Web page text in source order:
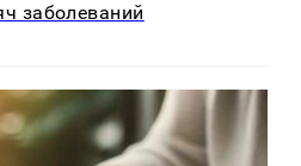
заболеваний